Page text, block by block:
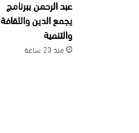
عبد الرحمن ببرنامج
يجمع الدين والثقافة
والتنمية
منذ 23 ساعة